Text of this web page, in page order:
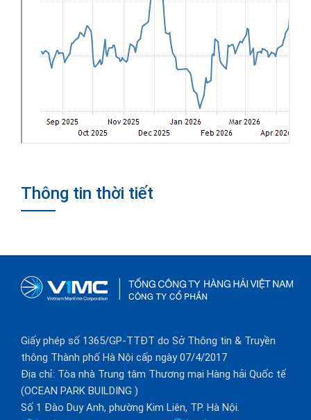
Thông tin thời tiết
Giấy phép số 1365/GP-TTĐT do Sở Thông tin & Truyền
thông Thành phố Hà Nội cấp ngày 07/4/2017
Địa chỉ: Tòa nhà Trung tâm Thương mại Hàng hải Quốc tế
(OCEAN PARK BUILDING )
Số 1 Đào Duy Anh, phường Kim Liên, TP. Hà Nội.